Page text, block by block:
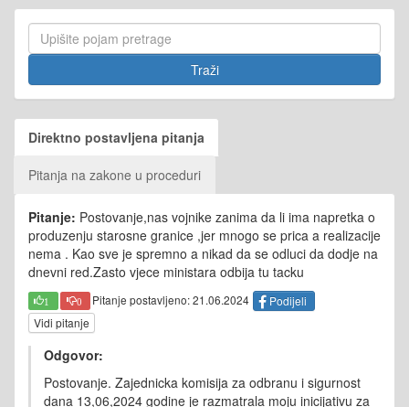
Direktno postavljena pitanja
Pitanja na zakone u proceduri
Pitanje: Postovanje,nas vojnike zanima da li ima napretka o
produzenju starosne granice ,jer mnogo se prica a realizacije
nema . Kao sve je spremno a nikad da se odluci da dodje na
dnevni red.Zasto vjece ministara odbija tu tacku
1 0 Pitanje postavljeno: 21.06.2024
Podijeli
Vidi pitanje
Odgovor:
Postovanje. Zajednicka komisija za odbranu i sigurnost
dana 13,06,2024 godine je razmatrala moju inicijativu za